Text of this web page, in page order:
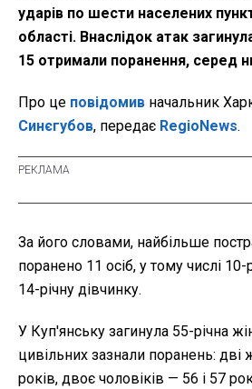
ударів по шести населених
області. Внаслідок атак
15 отримали поранення, серед
Про це повідомив начальник
Синєгубов, передає RegioNews.
За його словами, найбільше
поранено 11 осіб, у тому числі 10-
14-річну дівчинку.
У Куп'янську загинула 55-річна
цивільних зазнали поранень: дві
років, двоє чоловіків — 56 і 57